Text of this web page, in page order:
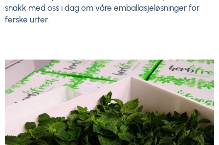
snakk med oss i dag om våre emballasjeløsninger for
ferske urter.